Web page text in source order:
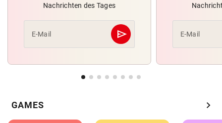
Nachrichten des Tages
E-Mail send
Abschicken E-Mail
GAMES chevron_right